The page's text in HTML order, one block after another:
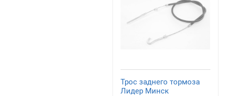
Трос заднего тормоза
Лидер Минск